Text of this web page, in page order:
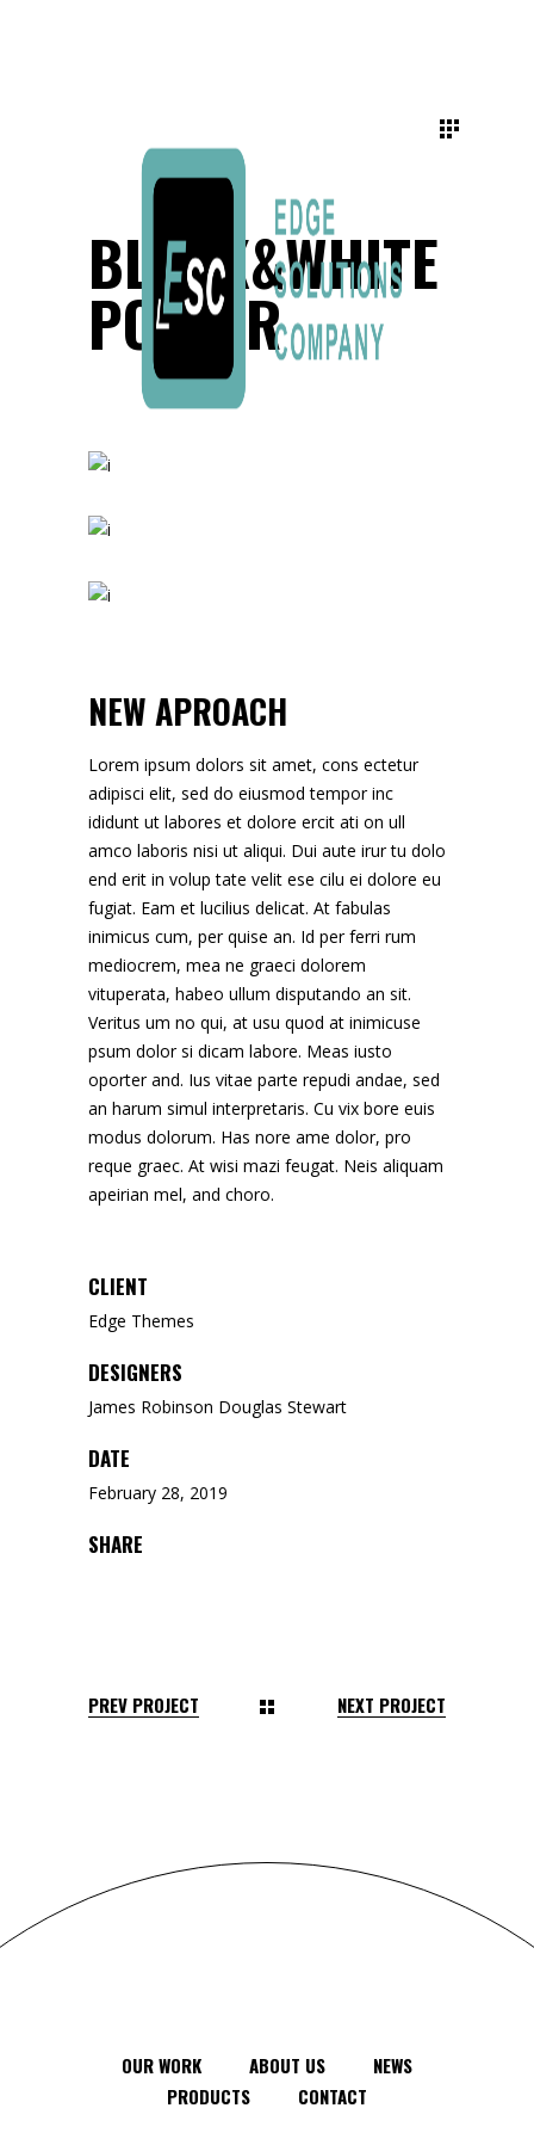
BLACK&WHITE
POSTER
NEW APROACH
Lorem ipsum dolors sit amet, cons ectetur
adipisci elit, sed do eiusmod tempor inc
ididunt ut labores et dolore ercit ati on ull
amco laboris nisi ut aliqui. Dui aute irur tu dolo
end erit in volup tate velit ese cilu ei dolore eu
fugiat. Eam et lucilius delicat. At fabulas
inimicus cum, per quise an. Id per ferri rum
mediocrem, mea ne graeci dolorem
vituperata, habeo ullum disputando an sit.
Veritus um no qui, at usu quod at inimicuse
psum dolor si dicam labore. Meas iusto
oporter and. Ius vitae parte repudi andae, sed
an harum simul interpretaris. Cu vix bore euis
modus dolorum. Has nore ame dolor, pro
reque graec. At wisi mazi feugat. Neis aliquam
apeirian mel, and choro.
CLIENT
Edge Themes
DESIGNERS
James Robinson Douglas Stewart
DATE
February 28, 2019
SHARE
PREV PROJECT NEXT PROJECT
OUR WORK ABOUT US
NEWS
PRODUCTS
CONTACT